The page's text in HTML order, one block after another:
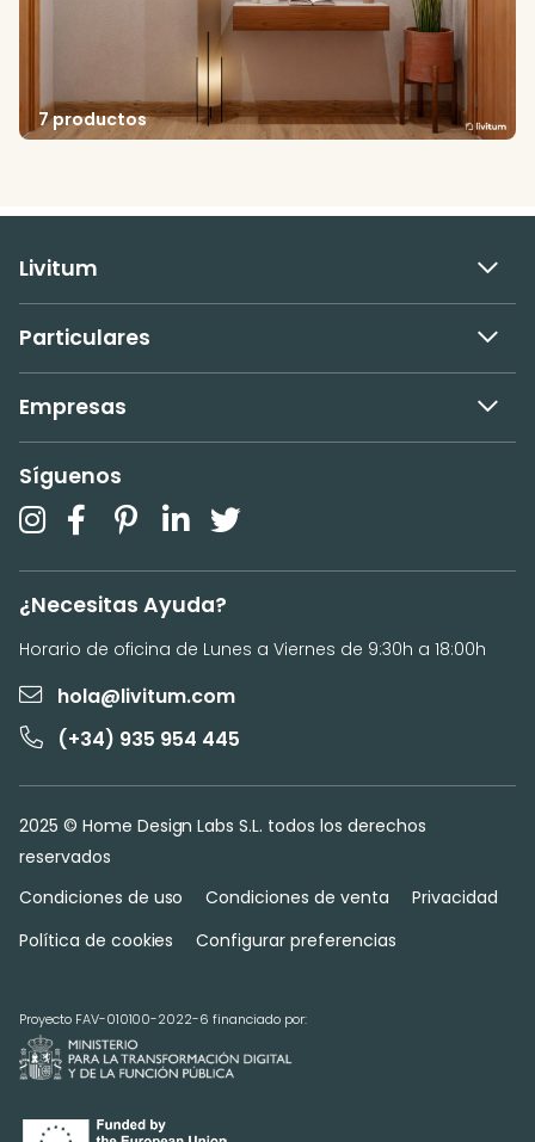
7 productos
Livitum
Particulares
Empresas
Síguenos
¿Necesitas Ayuda?
Horario de oficina de Lunes a Viernes de 9:30h a 18:00h
hola@livitum.com
(+34) 935 954 445
2025 © Home Design Labs S.L. todos los derechos
reservados
Condiciones de uso
Condiciones de venta
Privacidad
Política de cookies
Configurar preferencias
Proyecto FAV-010100-2022-6 financiado por: